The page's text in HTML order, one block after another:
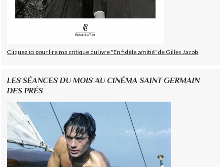
Cliquez ici pour lire ma critique du livre "En fidèle amitié" de Gilles Jacob
LES SÉANCES DU MOIS AU CINÉMA SAINT GERMAIN
DES PRÉS